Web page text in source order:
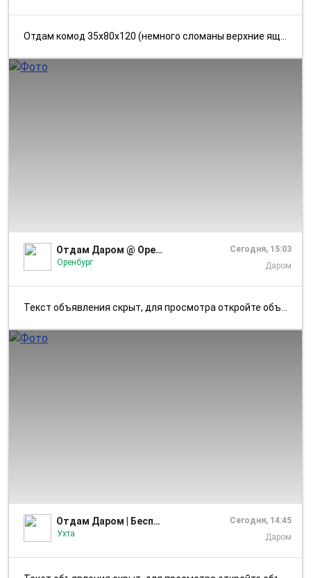
Отдам комод 35х80х120 (немного сломаны верхние ящики, плохо выдвигаютс...
Отдам Даром @ Оренбург
Оренбург
Сегодня, 15:03
Даром
Текст объявления скрыт, для просмотра откройте объявление в приложении...
Отдам Даром | Бесплатно • Ухта
Ухта
Сегодня, 14:45
Даром